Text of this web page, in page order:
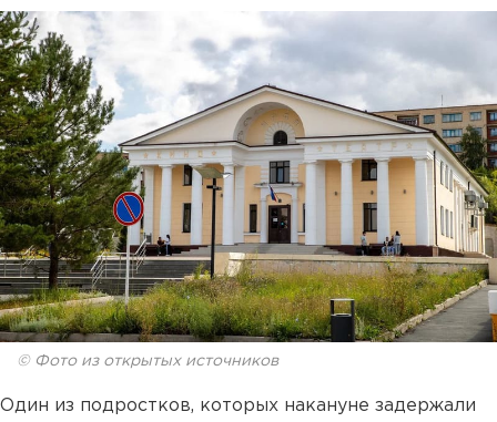
© Фото из открытых источников
Один из подростков, которых накануне задержали